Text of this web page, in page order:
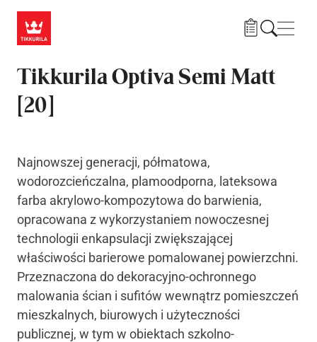
Tikkurila Optiva Semi Matt
[20]
Najnowszej generacji, półmatowa,
wodorozcieńczalna, plamoodporna, lateksowa
farba akrylowo-kompozytowa do barwienia,
opracowana z wykorzystaniem nowoczesnej
technologii enkapsulacji zwiększającej
właściwości barierowe pomalowanej powierzchni.
Przeznaczona do dekoracyjno-ochronnego
malowania ścian i sufitów wewnątrz pomieszczeń
mieszkalnych, biurowych i użyteczności
publicznej, w tym w obiektach szkolno-